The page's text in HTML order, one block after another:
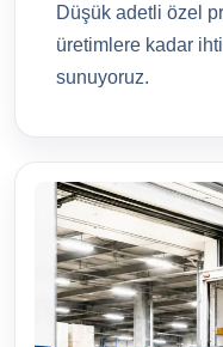
Düşük adetli özel
üretimlere kadar
sunuyoruz.